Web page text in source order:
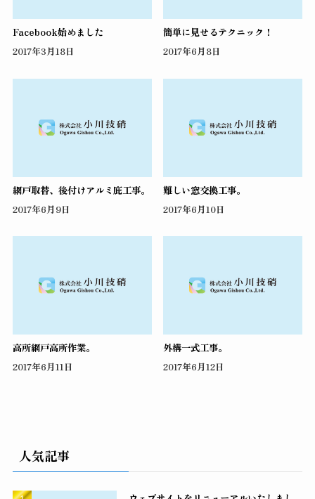
Facebook始めました
2017年3月18日
簡単に見せるテクニック！
2017年6月8日
網戸取替、後付けアルミ庇工事。
2017年6月9日
難しい窓交換工事。
2017年6月10日
高所網戸高所作業。
2017年6月11日
外構一式工事。
2017年6月12日
人気記事